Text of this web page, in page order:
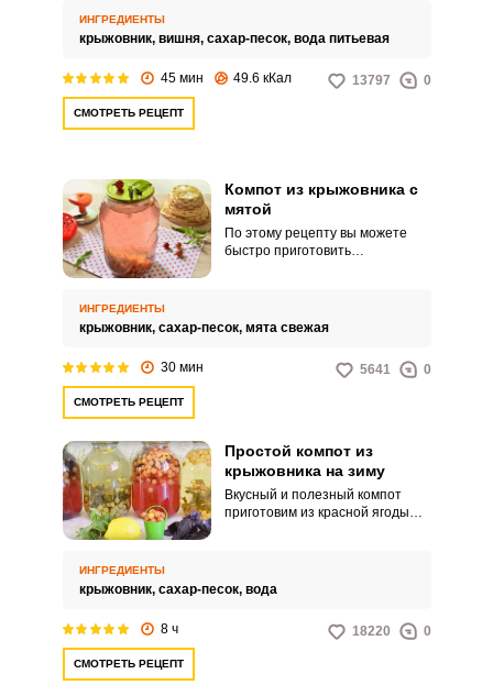
вы потратите только на
подготовку ягод.
ИНГРЕДИЕНТЫ
крыжовник, вишня, сахар-песок, вода питьевая
45 мин 49.6 кКал 13797 0
СМОТРЕТЬ РЕЦЕПТ
Компот из крыжовника с
мятой
По этому рецепту вы можете
быстро приготовить
зеленых сортов крыжовника.
ИНГРЕДИЕНТЫ
крыжовник, сахар-песок, мята свежая
30 мин 5641 0
СМОТРЕТЬ РЕЦЕПТ
Простой компот из
крыжовника на зиму
Вкусный и полезный компот
приготовим из красной ягоды
иголкой.
ИНГРЕДИЕНТЫ
крыжовник, сахар-песок, вода
8 ч 18220 0
СМОТРЕТЬ РЕЦЕПТ